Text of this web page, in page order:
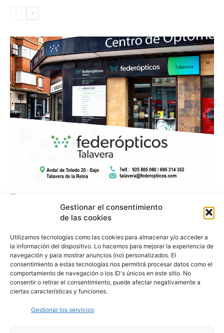
Gestionar el consentimiento
de las cookies
Utilizamos tecnologías como las cookies para almacenar y/o acceder a
la información del dispositivo. Lo hacemos para mejorar la experiencia de
navegación y para mostrar anuncios (no) personalizados. El
consentimiento a estas tecnologías nos permitirá procesar datos como el
comportamiento de navegación o los ID's únicos en este sitio. No
consentir o retirar el consentimiento, puede afectar negativamente a
ciertas características y funciones.
Gestionar los servicios